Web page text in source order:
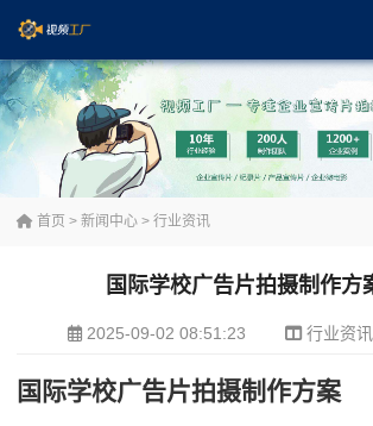
首页 > 新闻中心 > 行业资讯
国际学校广告片拍摄制作方
2025-09-02 08:51:23 行业资讯
国际学校广告片拍摄制作方案